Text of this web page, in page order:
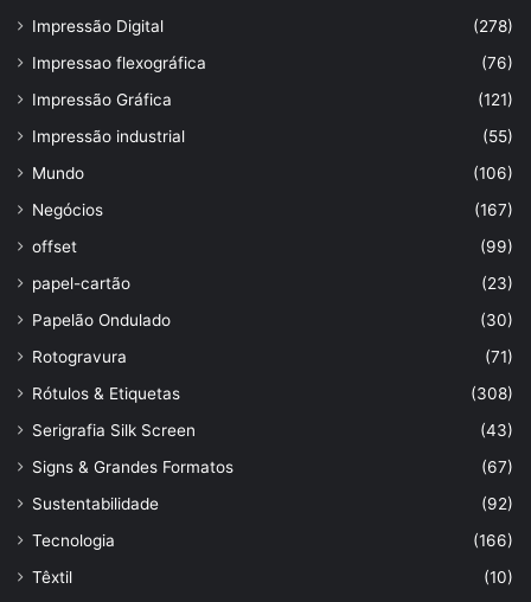
Impressão Digital
(278)
Impressao flexográfica
(76)
Impressão Gráfica
(121)
Impressão industrial
(55)
Mundo
(106)
Negócios
(167)
offset
(99)
papel-cartão
(23)
Papelão Ondulado
(30)
Rotogravura
(71)
Rótulos & Etiquetas
(308)
Serigrafia Silk Screen
(43)
Signs & Grandes Formatos
(67)
Sustentabilidade
(92)
Tecnologia
(166)
Têxtil
(10)